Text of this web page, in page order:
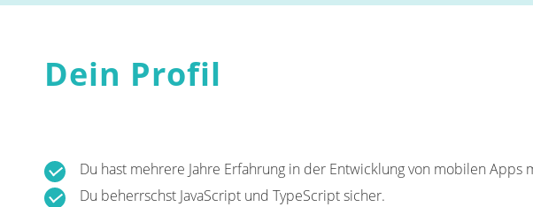
Dein Profil
Du hast mehrere Jahre Erfahrung in der Entwicklung von mobilen Apps
Du beherrschst JavaScript und TypeScript sicher.